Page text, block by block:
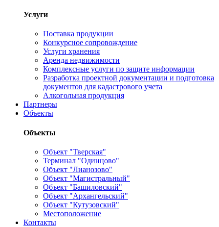
Услуги
Поставка продукции
Конкурсное сопровождение
Услуги хранения
Аренда недвижимости
Комплексные услуги по защите информации
Разработка проектной документации и подготовка
документов для кадастрового учета
Алкогольная продукция
Партнеры
Объекты
Объекты
Объект "Тверская"
Терминал "Одинцово"
Объект "Лианозово"
Объект "Магистральный"
Объект "Башиловский"
Объект "Архангельский"
Объект "Кутузовский"
Местоположение
Контакты